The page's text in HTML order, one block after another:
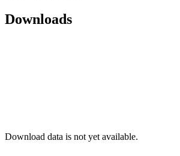
Downloads
Download data is not yet available.